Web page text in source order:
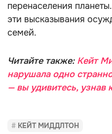
перенаселения
эти высказывания
семей.
Читайте также: Кейт
нарушала одно
— вы удивитесь, узнав
КЕЙТ МИДДЛТОН